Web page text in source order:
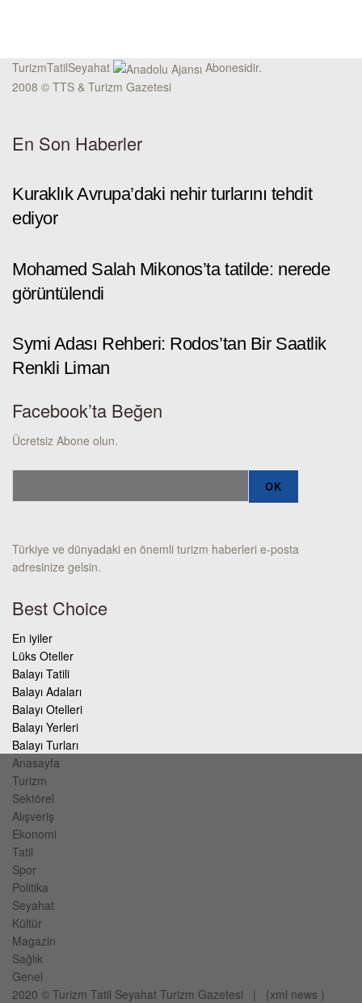
TurizmTatilSeyahat
Abonesidir.
2008 © TTS & Turizm Gazetesi
En Son Haberler
Kuraklık Avrupa’daki nehir turlarını tehdit
ediyor
Mohamed Salah Mikonos’ta tatilde: nerede
görüntülendi
Symi Adası Rehberi: Rodos’tan Bir Saatlik
Renkli Liman
Facebook’ta Beğen
Ücretsiz Abone olun.
Türkiye ve dünyadaki en önemli turizm haberleri e-posta
adresinize gelsin.
Best Choice
En iyiler
Lüks Oteller
Balayı Tatili
Balayı Adaları
Balayı Otelleri
Balayı Yerleri
Balayı Turları
Anasayfa
Turizm
Sektörel
Alışveriş
Ekonomi
Tatil
Spor
Politika
Seyahat
Kültür
Magazin
Sağlık
Genel
2020 © Turizm Tatil Seyahat Turizm Gazetesi | (xml news )